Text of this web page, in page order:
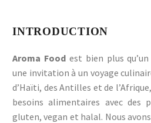
INTRODUCTION
Aroma Foodest bien plus
une invitation à un voyage
d’Haïti, des Antilles et de
besoins alimentaires avec des
gluten, vegan et halal. Nous